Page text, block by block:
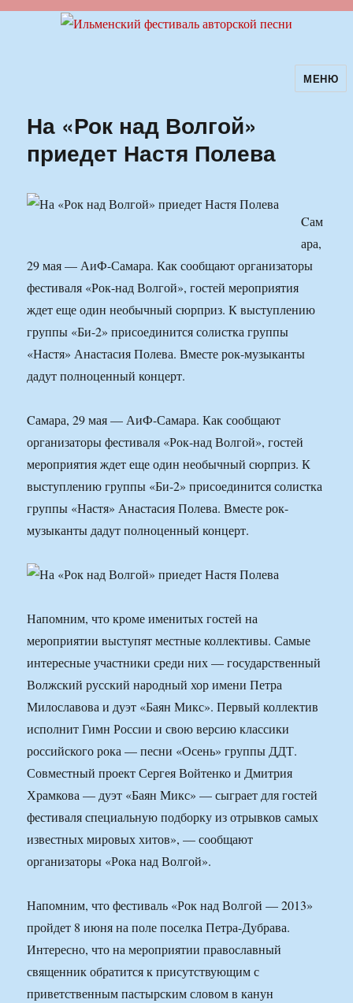
Ильменский фестиваль авторскойМЕНЮ
На «Рок над Волгой»
приедет Настя Полева
Cам
ара,
29 мая — АиФ-Самара. Как сообщают организаторы
фестиваля «Рок-над Волгой», гостей мероприятия
ждет еще один необычный сюрприз. К выступлению
группы «Би-2» присоединится солистка группы
«Настя» Анастасия Полева. Вместе рок-музыканты
дадут полноценный концерт.
Cамара, 29 мая — АиФ-Самара. Как сообщают
организаторы фестиваля «Рок-над Волгой», гостей
мероприятия ждет еще один необычный сюрприз. К
выступлению группы «Би-2» присоединится солистка
группы «Настя» Анастасия Полева. Вместе рок-
музыканты дадут полноценный концерт.
Напомним, что кроме именитых гостей на
мероприятии выступят местные коллективы. Самые
интересные участники среди них — государственный
Волжский русский народный хор имени Петра
Милославова и дуэт «Баян Микс». Первый коллектив
исполнит Гимн России и свою версию классики
российского рока — песни «Осень» группы ДДТ.
Совместный проект Сергея Войтенко и Дмитрия
Храмкова — дуэт «Баян Микс» — сыграет для гостей
фестиваля специальную подборку из отрывков самых
известных мировых хитов», — сообщают
организаторы «Рока над Волгой».
Напомним, что фестиваль «Рок над Волгой — 2013»
пройдет 8 июня на поле поселка Петра-Дубрава.
Интересно, что на мероприятии православный
священник обратится к присутствующим с
приветственным пастырским словом в канун